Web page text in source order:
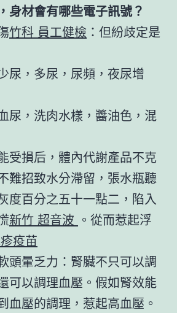
身材會有哪些電子訊號？
竹科 員工健檢 ：但紛歧定是
尿，多尿，尿頻，夜尿增
尿，洗肉水樣，醬油色，混
受損后，體內代謝產品不克
難招致水分滯留，張水瓶聽
度百分之五十一點二，陷入
新竹 超音波 。從而惹起浮
疫苗
頭暈乏力：腎臟不只可以調
可以調理血壓。假如腎效能
血壓的調理，惹起高血壓。